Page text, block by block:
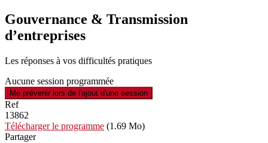
Gouvernance & Transmission
d’entreprises
Les réponses à vos difficultés pratiques
Aucune session programmée
Me prévenir lors de l'ajout d'une session
Ref
13862
Télécharger le programme (1.69 Mo)
Partager